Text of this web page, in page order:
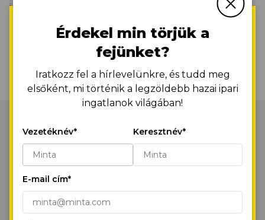
idén elnyerte a rangos European Property Awards
ötcsillagos (Five Star) beruházásoknak járó elismerését is.
Vissza az Aktualitásokhoz
Parkjaink
Ha folytatod a böngészést vagy ha a
“Minden süti engedélyezése,” gombra
kattintasz, elfogadod az első- és harmadik
fél sütijeinek tárolását a készülékeden,
hogy javítsd a webhely navigációt,
elemezhessük a webhely használatát és
segíts marketinges erőfeszítéseinkben.
Érdekel min törjük a
fejünket?
Iratkozz fel a hírlevelünkre, és tudd meg
elsőként, mi történik a legzöldebb hazai ipari
ingatlanok világában!
Vezetéknév* Keresztnév*
E-mail cím*